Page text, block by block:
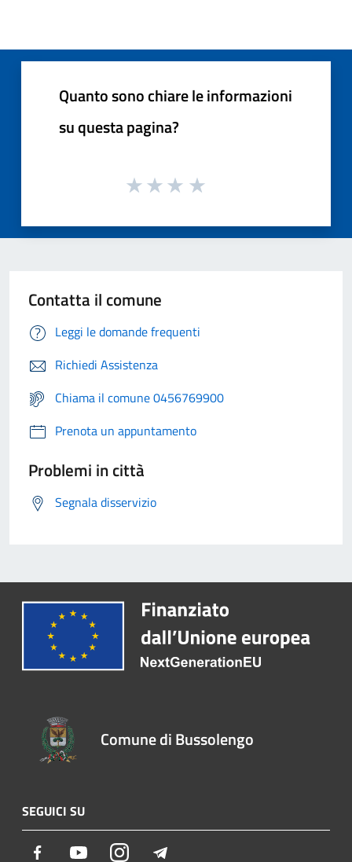
Quanto sono chiare le informazioni
su questa pagina?
Contatta il comune
Leggi le domande frequenti
Richiedi Assistenza
Chiama il comune 0456769900
Prenota un appuntamento
Problemi in città
Segnala disservizio
Comune di Bussolengo
SEGUICI SU
Facebook YoutubeInstagram